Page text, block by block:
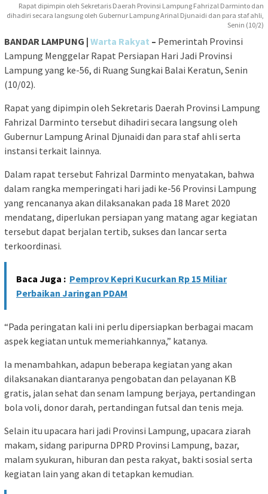
Rapat dipimpin oleh Sekretaris Daerah Provinsi Lampung Fahrizal Darminto dan
dihadiri secara langsung oleh Gubernur Lampung Arinal Djunaidi dan para staf ahli,
Senin (10/2)
BANDAR LAMPUNG | Warta Rakyat – Pemerintah Provinsi
Lampung Menggelar Rapat Persiapan Hari Jadi Provinsi
Lampung yang ke-56, di Ruang Sungkai Balai Keratun, Senin
(10/02).
Rapat yang dipimpin oleh Sekretaris Daerah Provinsi Lampung
Fahrizal Darminto tersebut dihadiri secara langsung oleh
Gubernur Lampung Arinal Djunaidi dan para staf ahli serta
instansi terkait lainnya.
Dalam rapat tersebut Fahrizal Darminto menyatakan, bahwa
dalam rangka memperingati hari jadi ke-56 Provinsi Lampung
yang rencananya akan dilaksanakan pada 18 Maret 2020
mendatang, diperlukan persiapan yang matang agar kegiatan
tersebut dapat berjalan tertib, sukses dan lancar serta
terkoordinasi.
Baca Juga : Pemprov Kepri Kucurkan Rp 15 Miliar
Perbaikan Jaringan PDAM
“Pada peringatan kali ini perlu dipersiapkan berbagai macam
aspek kegiatan untuk memeriahkannya,” katanya.
Ia menambahkan, adapun beberapa kegiatan yang akan
dilaksanakan diantaranya pengobatan dan pelayanan KB
gratis, jalan sehat dan senam lampung berjaya, pertandingan
bola voli, donor darah, pertandingan futsal dan tenis meja.
Selain itu upacara hari jadi Provinsi Lampung, upacara ziarah
makam, sidang paripurna DPRD Provinsi Lampung, bazar,
malam syukuran, hiburan dan pesta rakyat, bakti sosial serta
kegiatan lain yang akan di tetapkan kemudian.